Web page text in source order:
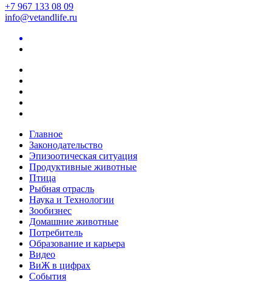
+7 967 133 08 09
info@vetandlife.ru
Главное
Законодательство
Эпизоотическая ситуация
Продуктивные животные
Птица
Рыбная отрасль
Наука и Технологии
Зообизнес
Домашние животные
Потребитель
Образование и карьера
Видео
ВиЖ в цифрах
События